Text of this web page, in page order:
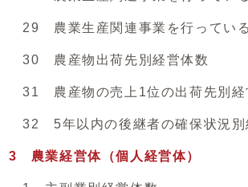
29 農業生産関連事業を行っている
30 農産物出荷先別経営体数
31 農産物の売上1位の出荷先別経
32 5年以内の後継者の確保状況別
3 農業経営体（個人経営体）